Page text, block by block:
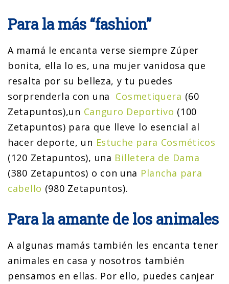
Para la más “fashion”
A mamá le encanta verse siempre Zúper
bonita, ella lo es, una mujer vanidosa que
resalta por su belleza, y tu puedes
sorprenderla con una Cosmetiquera (60
Zetapuntos),un Canguro Deportivo (100
Zetapuntos) para que lleve lo esencial al
hacer deporte, un Estuche para Cosméticos
(120 Zetapuntos), una Billetera de Dama
(380 Zetapuntos) o con una Plancha para
cabello (980 Zetapuntos).
Para la amante de los animales
A algunas mamás también les encanta tener
animales en casa y nosotros también
pensamos en ellas. Por ello, puedes canjear